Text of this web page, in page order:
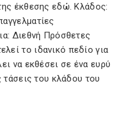
έκθεσης εδώ. Κλάδος:
Διεθνή Πρόσθετες
το ιδανικό πεδίο για
να εκθέσει σε ένα ευρύ
τάσεις του κλάδου του